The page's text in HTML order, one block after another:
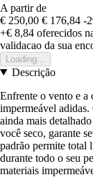
A partir de
€ 250,00 € 176,84 -
+€ 8,84 oferecidos
validacao da sua
Loading...
Descrição
Enfrente o vento e a
impermeável
ainda mais
você seco, garante
padrão permite total
durante todo o seu
materiais